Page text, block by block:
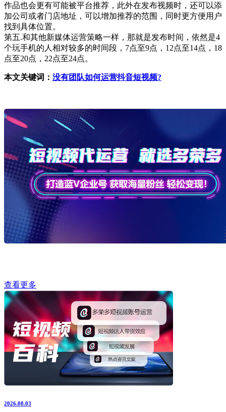
作品也会更有可能被平台推荐，此外在发布视频时，还可以添
加公司或者门店地址，可以增加推荐的范围，同时更方便用户
找到具体位置。
第五.和其他新媒体运营策略一样，那就是发布时间，依然是4
个玩手机的人相对较多的时间段，7点至9点，12点至14点，18
点至20点，22点至24点。
本文关键词： 没有团队如何运营抖音短视频?
查看更多
2026.08.03